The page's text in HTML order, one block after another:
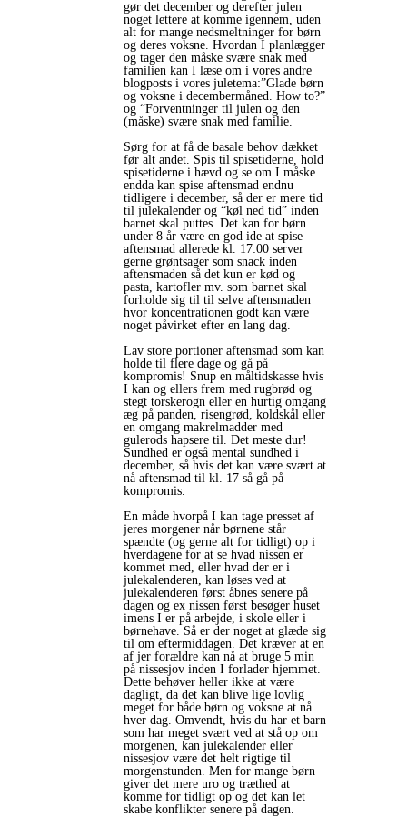
gør det december og derefter julen
noget lettere at komme igennem, uden
alt for mange nedsmeltninger for børn
og deres voksne. Hvordan I planlægger
og tager den måske svære snak med
familien kan I læse om i vores andre
blogposts i vores juletema:”Glade børn
og voksne i decembermåned. How to?”
og “Forventninger til julen og den
(måske) svære snak med familie.
Sørg for at få de basale behov dækket
før alt andet. Spis til spisetiderne, hold
spisetiderne i hævd og se om I måske
endda kan spise aftensmad endnu
tidligere i december, så der er mere tid
til julekalender og “køl ned tid” inden
barnet skal puttes. Det kan for børn
under 8 år være en god ide at spise
aftensmad allerede kl. 17:00 server
gerne grøntsager som snack inden
aftensmaden så det kun er kød og
pasta, kartofler mv. som barnet skal
forholde sig til til selve aftensmaden
hvor koncentrationen godt kan være
noget påvirket efter en lang dag.
Lav store portioner aftensmad som kan
holde til flere dage og gå på
kompromis! Snup en måltidskasse hvis
I kan og ellers frem med rugbrød og
stegt torskerogn eller en hurtig omgang
æg på panden, risengrød, koldskål eller
en omgang makrelmadder med
gulerods hapsere til. Det meste dur!
Sundhed er også mental sundhed i
december, så hvis det kan være svært at
nå aftensmad til kl. 17 så gå på
kompromis.
En måde hvorpå I kan tage presset af
jeres morgener når børnene står
spændte (og gerne alt for tidligt) op i
hverdagene for at se hvad nissen er
kommet med, eller hvad der er i
julekalenderen, kan løses ved at
julekalenderen først åbnes senere på
dagen og ex nissen først besøger huset
imens I er på arbejde, i skole eller i
børnehave. Så er der noget at glæde sig
til om eftermiddagen. Det kræver at en
af jer forældre kan nå at bruge 5 min
på nissesjov inden I forlader hjemmet.
Dette behøver heller ikke at være
dagligt, da det kan blive lige lovlig
meget for både børn og voksne at nå
hver dag. Omvendt, hvis du har et barn
som har meget svært ved at stå op om
morgenen, kan julekalender eller
nissesjov være det helt rigtige til
morgenstunden. Men for mange børn
giver det mere uro og træthed at
komme for tidligt op og det kan let
skabe konflikter senere på dagen.